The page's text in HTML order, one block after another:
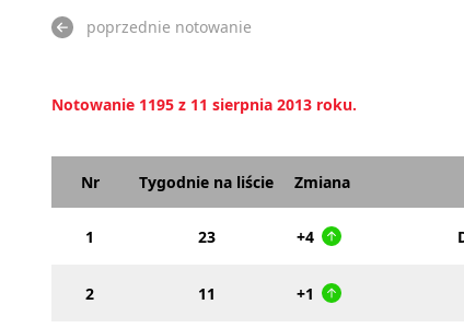
poprzednie notowanie
Notowanie 1195 z 11 sierpnia 2013 roku.
Nr Tygodnie na liście Zmiana
1 23 +4
2 11 +1